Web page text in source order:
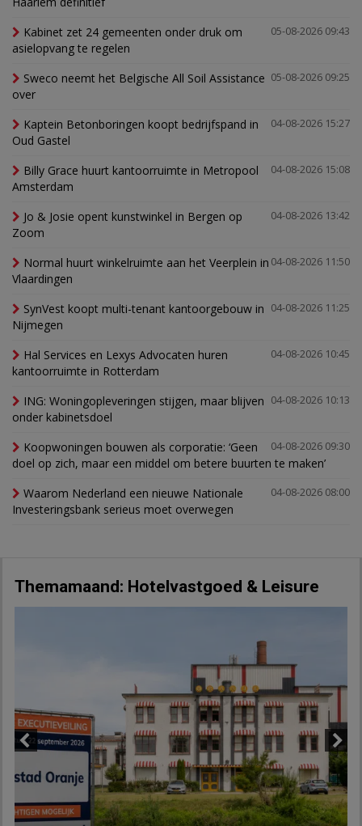
05-08-2026 09:43
Kabinet zet 24 gemeenten onder druk om
asielopvang te regelen
05-08-2026 09:25
Sweco neemt het Belgische All Soil Assistance
over
04-08-2026 15:27
Kaptein Betonboringen koopt bedrijfspand in
Oud Gastel
04-08-2026 15:08
Billy Grace huurt kantoorruimte in Metropool
Amsterdam
04-08-2026 13:42
Jo & Josie opent kunstwinkel in Bergen op
Zoom
04-08-2026 11:50
Normal huurt winkelruimte aan het Veerplein in
Vlaardingen
04-08-2026 11:25
SynVest koopt multi-tenant kantoorgebouw in
Nijmegen
04-08-2026 10:45
Hal Services en Lexys Advocaten huren
kantoorruimte in Rotterdam
04-08-2026 10:13
ING: Woningopleveringen stijgen, maar blijven
onder kabinetsdoel
04-08-2026 09:30
Koopwoningen bouwen als corporatie: ‘Geen
doel op zich, maar een middel om betere buurten te maken’
04-08-2026 08:00
Waarom Nederland een nieuwe Nationale
Investeringsbank serieus moet overwegen
Themamaand: Hotelvastgoed & Leisure
Next